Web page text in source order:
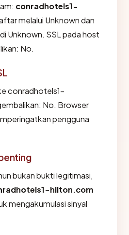
conradhotels1-
melalui Unknown dan
Unknown. SSL pada host
No.
conradhotels1-
No. Browser
pengguna
bukan bukti legitimasi,
hilton.com
mengakumulasi sinyal